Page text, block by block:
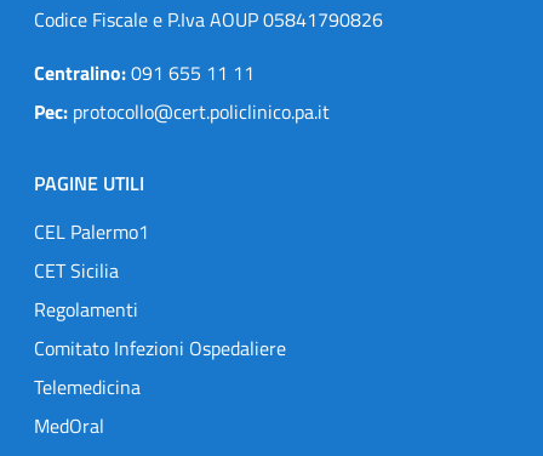
Codice Fiscale e P.Iva AOUP 05841790826
Centralino:091 655 11 11
Pec: protocollo@cert.policlinico.pa.it
PAGINE UTILI
CEL Palermo1
CET Sicilia
Regolamenti
Comitato Infezioni Ospedaliere
Telemedicina
MedOral